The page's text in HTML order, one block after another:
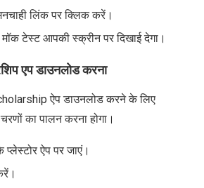
लिंक पर क्लिक करें।
टेस्ट आपकी स्क्रीन पर दिखाई देगा।
एप डाउनलोड करना
ऐप डाउनलोड करने के लिए
का पालन करना होगा।
ऐप पर जाएं।